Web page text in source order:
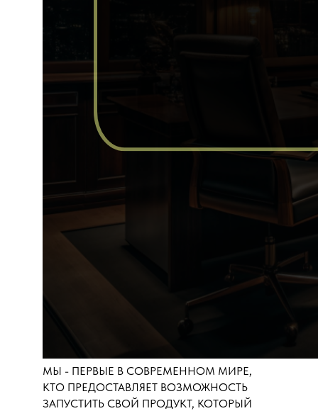
МЫ - ПЕРВЫЕ В СОВРЕМЕННОМ МИРЕ,
КТО ПРЕДОСТАВЛЯЕТ ВОЗМОЖНОСТЬ
ЗАПУСТИТЬ СВОЙ ПРОДУКТ, КОТОРЫЙ